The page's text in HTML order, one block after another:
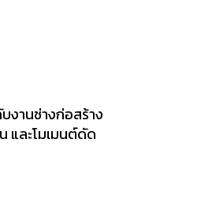
งานช่างก่อสร้าง
และโมเมนต์ดัด